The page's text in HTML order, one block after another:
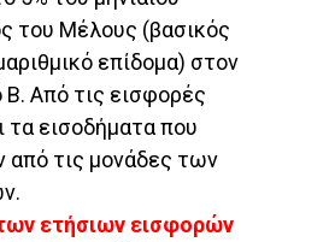
του Μέλους (βασικός
επίδομα) στον
Από τις εισφορές
τα εισοδήματα που
από τις μονάδες των
ετήσιων εισφορών